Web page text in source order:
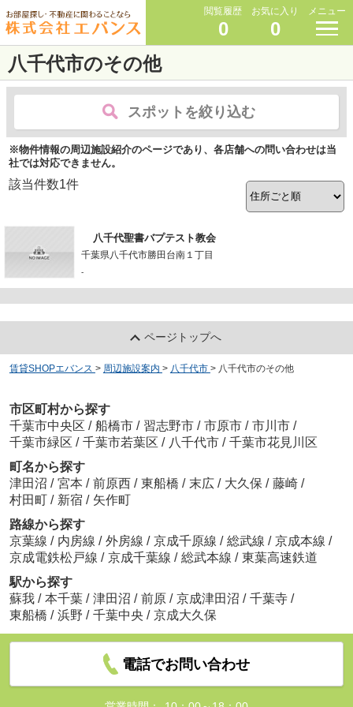
閲覧履歴
0
お気に入り
0
メニュー
八千代市のその他
スポットを絞り込む
※物件情報の周辺施設紹介のページであり、各店舗への問い合わせは当
社では対応できません。
該当件数1件
八千代聖書バプテスト教会
千葉県八千代市勝田台南１丁目
-
ページトップへ
賃貸SHOPエバンス > 周辺施設案内 > 八千代市 > 八千代市のその他
市区町村から探す
千葉市中央区 / 船橋市 / 習志野市 / 市原市 / 市川市 /
千葉市緑区 / 千葉市若葉区 / 八千代市 / 千葉市花見川区
町名から探す
津田沼 / 宮本 / 前原西 / 東船橋 / 末広 / 大久保 / 藤崎 /
村田町 / 新宿 / 矢作町
路線から探す
京葉線 / 内房線 / 外房線 / 京成千原線 / 総武線 / 京成本線 /
京成電鉄松戸線 / 京成千葉線 / 総武本線 / 東葉高速鉄道
駅から探す
蘇我 / 本千葉 / 津田沼 / 前原 / 京成津田沼 / 千葉寺 /
東船橋 / 浜野 / 千葉中央 / 京成大久保
電話でお問い合わせ